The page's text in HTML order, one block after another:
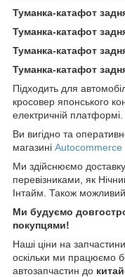
Туманка-катафот
Туманка-катафот
Туманка-катафот
Туманка-катафот
Підходить для
кросовер японського
електричній платформі.
Ви вигідно та
магазині Autocommerce
Ми здійснюємо
перевізниками, як
Інтайм. Також можливий
Ми будуємо
покупцями!
Наші ціни на
оскільки ми працюємо
автозапчастин до